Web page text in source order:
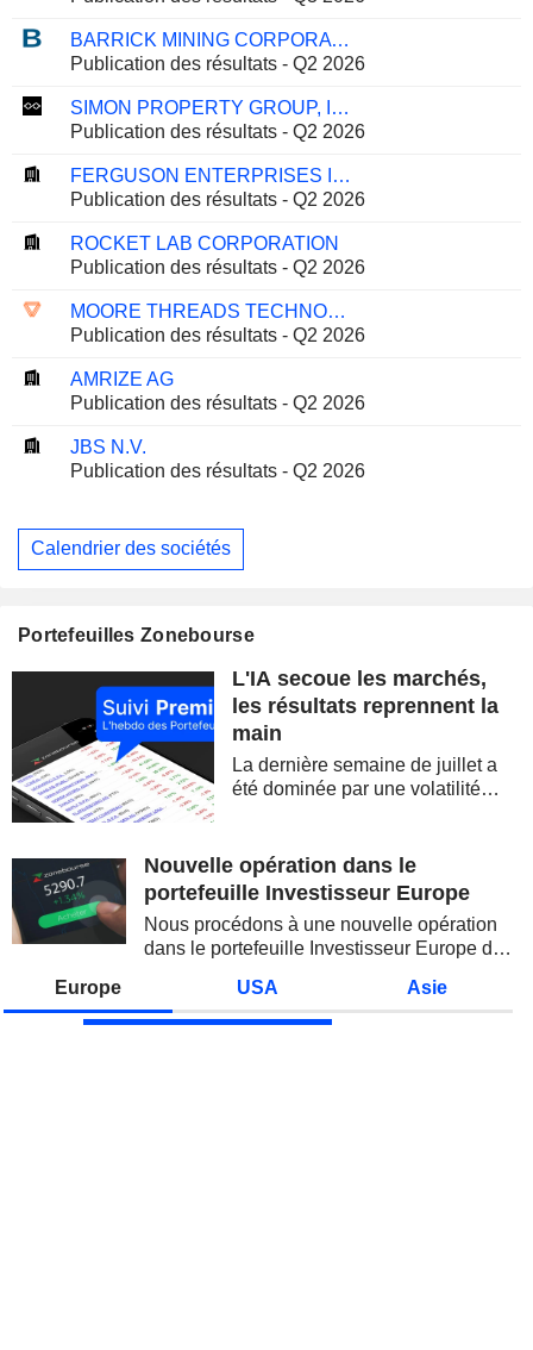
BARRICK MINING CORPORATION
Publication des résultats - Q2 2026
SIMON PROPERTY GROUP, INC.
Publication des résultats - Q2 2026
FERGUSON ENTERPRISES INC.
Publication des résultats - Q2 2026
ROCKET LAB CORPORATION
Publication des résultats - Q2 2026
MOORE THREADS TECHNOLOGY CO., LTD.
Publication des résultats - Q2 2026
AMRIZE AG
Publication des résultats - Q2 2026
JBS N.V.
Publication des résultats - Q2 2026
Calendrier des sociétés
Portefeuilles Zonebourse
L'IA secoue les marchés,
les résultats reprennent la
main
La dernière semaine de juillet a
été dominée par une volatilité
semi-conducteurs. Les
inquiétudes sur la soutenabilité
Nouvelle opération dans le
portefeuille Investisseur Europe
Nous procédons à une nouvelle opération
dans le portefeuille Investisseur Europe de
Europe USA Asie